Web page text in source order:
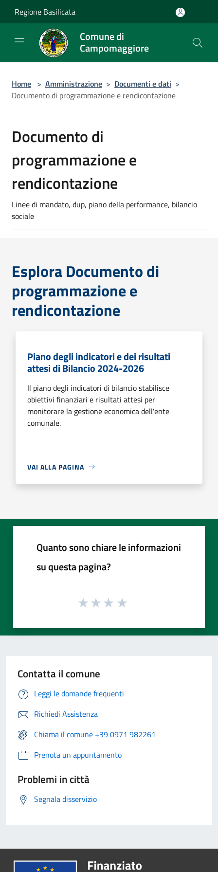
Regione Basilicata
Comune di
Campomaggiore
Home > Amministrazione > Documenti e dati >
Documento di programmazione e rendicontazione
Documento di
programmazione e
rendicontazione
Linee di mandato, dup, piano della performance, bilancio
sociale
Esplora Documento di
programmazione e
rendicontazione
Piano degli indicatori e dei risultati
attesi di Bilancio 2024-2026
Il piano degli indicatori di bilancio stabilisce
obiettivi finanziari e risultati attesi per
monitorare la gestione economica dell'ente
comunale.
VAI ALLA PAGINA
Quanto sono chiare le informazioni
su questa pagina?
Contatta il comune
Leggi le domande frequenti
Richiedi Assistenza
Chiama il comune +39 0971 982261
Prenota un appuntamento
Problemi in città
Segnala disservizio